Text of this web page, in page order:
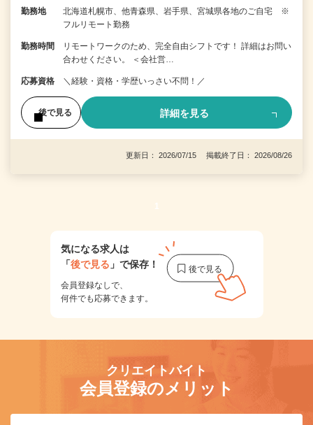
勤務地
北海道札幌市、他青森県、岩手県、宮城県各地のご自宅 ※
フルリモート勤務
勤務時間
リモートワークのため、完全自由シフトです！ 詳細はお問い
合わせください。 ＜会社営…
応募資格 ＼経験・資格・学歴いっさい不問！／
後で見る 詳細を見る
更新日： 2026/07/15 掲載終了日： 2026/08/26
1
気になる求人は
「後で見る 」で保存！
会員登録なしで、
何件でも応募できます。
クリエイトバイト
会員登録のメリット